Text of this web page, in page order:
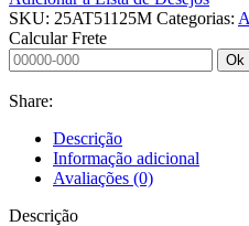
SKU: 25AT51125M Categorias:
Calcular Frete
Ok
Share:
Descrição
Informação adicional
Avaliações (0)
Descrição